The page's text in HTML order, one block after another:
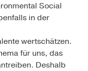
Social
in der
wertschätzen.
für uns, das
Deshalb